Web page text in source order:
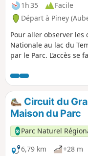
1h 35
Facile
Départ à Piney
Pour aller observer les
Nationale au lac du
par le Parc. L’accès
Circuit du
Maison du Parc
Parc Naturel
6,79 km
+28 m